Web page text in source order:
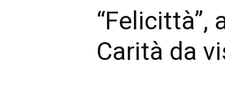
“Felicittà”,
Carità da